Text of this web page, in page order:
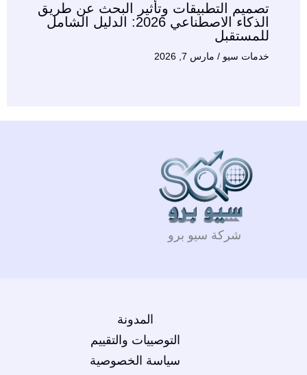
تصميم التطبيقات وتأثير البحث عن طريق
الذكاء الاصطناعي 2026: الدليل الشامل
للمستقبل
خدمات سيو / مارس 7, 2026
شركة سيو برو
المدونة
التوصييات والتقييم
سياسة الخصوصية